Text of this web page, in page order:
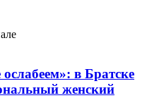
в Братске
женский